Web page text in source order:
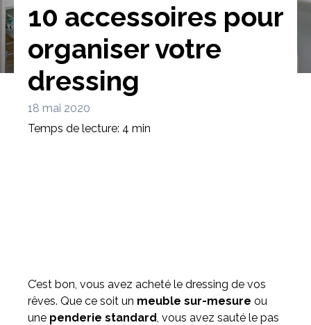
Bibliothèque Meuble tv
10 accessoires pour
organiser votre
dressing
18 mai 2020
Temps de lecture: 4 min
C’est bon, vous avez acheté le dressing de vos
rêves. Que ce soit un meuble sur-mesure ou
une penderie standard, vous avez sauté le pas